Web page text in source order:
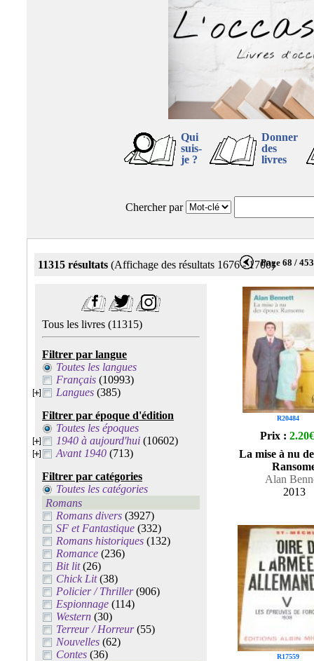
Qui
suis-
je ?
Donner
des
livres
Chercher par
11315 résultats (Affichage des résultats 1676 - 1700)Page 68 / 453
Tous les livres (11315)
Filtrer par langue
Toutes les langues
Français (10993)
Langues (385)
Filtrer par époque d'édition
Toutes les époques
1940 à aujourd'hui (10602)
Avant 1940 (713)
Filtrer par catégories
Toutes les catégories
Romans
Romans divers (3927)
SF et Fantastique (332)
Romans historiques (132)
Romance (236)
Bit lit(26)
Chick Lit(38)
Policier / Thriller(906)
Espionnage (114)
Western (30)
Terreur / Horreur(55)
Nouvelles (62)
Contes (36)
R20484
Prix : 2.20€
La mise à nu
Alan
2013
R17559